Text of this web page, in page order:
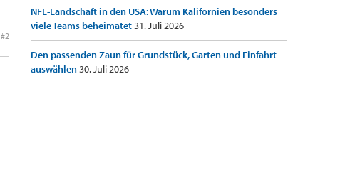
#2
NFL-Landschaft in den USA: Warum Kalifornien besonders
viele Teams beheimatet31. Juli 2026
Den passenden Zaun für Grundstück, Garten und Einfahrt
auswählen30. Juli 2026